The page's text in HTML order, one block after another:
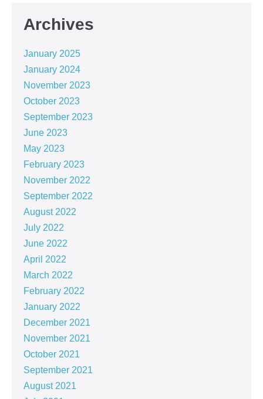
Archives
January 2025
January 2024
November 2023
October 2023
September 2023
June 2023
May 2023
February 2023
November 2022
September 2022
August 2022
July 2022
June 2022
April 2022
March 2022
February 2022
January 2022
December 2021
November 2021
October 2021
September 2021
August 2021